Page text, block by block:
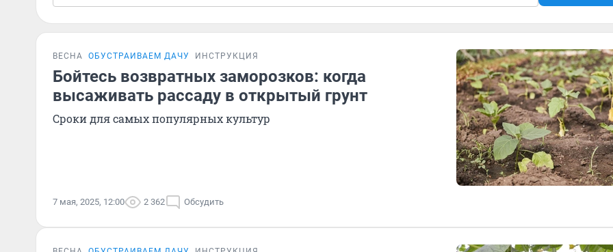
ВЕСНА ОБУСТРАИВАЕМ ДАЧУ ИНСТРУКЦИЯ
Бойтесь возвратных заморозков: когда
высаживать рассаду в открытый грунт
Сроки для самых популярных культур
7 мая, 2025, 12:00 2 362 Обсудить